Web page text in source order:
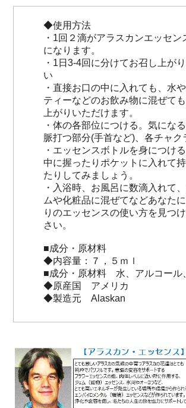
◆使用方法
・1回２滴がアラスカンエッセン
になります。
・1日3-4回に分けてお召し上が
い
・直接お口の中に入れても、水
ティーなどのお飲み物に混ぜて
上がりいただけます。
・体の各部位につける。気になる
脈打つ部分(手首など)、各チャク
・エッセンスボトルを身につけ
中に握ったりポケットに入れて
たりしてみましょう。
・入浴時、お風呂に数滴入れて
ムや化粧品に混ぜてなどあなた
りのエッセンスの使い方を見つ
さい。
■成分・原材料
◆内容量：７，５ｍｌ
■成分・原材料 水、アルコール
◆原産国 アメリカ
◆製造元 Alaskan